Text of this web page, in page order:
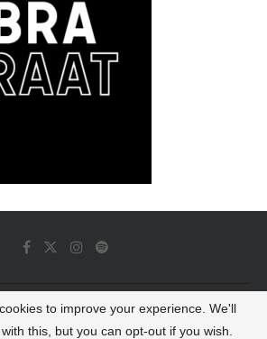
Dash All Rights Reserved
to improve your experience. We'll
this, but you can opt-out if you wish.